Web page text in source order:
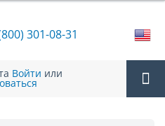
301-08-31
Войти или